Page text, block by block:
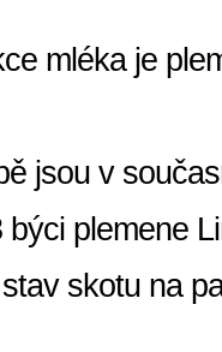
mléka je
jsou v
plemene
skotu na